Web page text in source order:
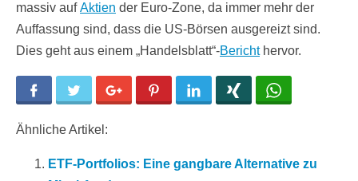
massiv aufAktien der Euro-Zone, da immer mehr der
Auffassung sind, dass die US-Börsen ausgereizt sind.
Dies geht aus einem „Handelsblatt“-Berichthervor.
Facebook Twitter Google+ Pinterest LinkedIn
Ähnliche Artikel:
ETF-Portfolios: Eine gangbare Alternative zu